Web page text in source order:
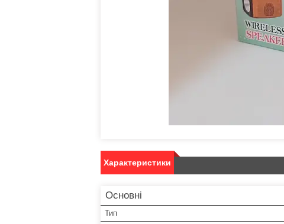
Характеристики
Основні
Тип